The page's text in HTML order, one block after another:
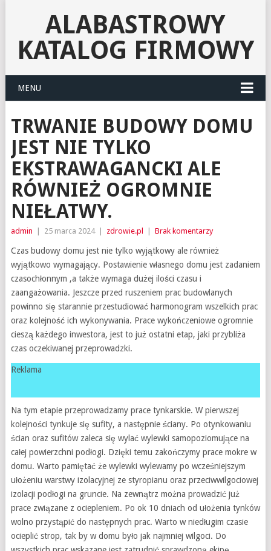
ALABASTROWY
KATALOG FIRMOWY
MENU
TRWANIE BUDOWY DOMU
JEST NIE TYLKO
EKSTRAWAGANCKI ALE
RÓWNIEŻ OGROMNIE
NIEŁATWY.
admin 25 marca 2024 zdrowie.pl Brak komentarzy
Czas budowy domu jest nie tylko wyjątkowy ale również
wyjątkowo wymagający. Postawienie własnego domu jest zadaniem
czasochłonnym ,a także wymaga dużej ilości czasu i
zaangażowania. Jeszcze przed ruszeniem prac budowlanych
powinno się starannie przestudiować harmonogram wszelkich prac
oraz kolejność ich wykonywania. Prace wykończeniowe ogromnie
cieszą każdego inwestora, jest to już ostatni etap, jaki przybliża
czas oczekiwanej przeprowadzki.
Reklama
Na tym etapie przeprowadzamy prace tynkarskie. W pierwszej
kolejności tynkuje się sufity, a następnie ściany. Po otynkowaniu
ścian oraz sufitów zaleca się wylać wylewki samopoziomujące na
całej powierzchni podłogi. Dzięki temu zakończymy prace mokre w
domu. Warto pamiętać że wylewki wylewamy po wcześniejszym
ułożeniu warstwy izolacyjnej ze styropianu oraz przeciwwilgociowej
izolacji podłogi na gruncie. Na zewnątrz można prowadzić już
prace związane z ociepleniem. Po ok 10 dniach od ułożenia tynków
wolno przystąpić do następnych prac. Warto w niedługim czasie
ocieplić strop, tak by w domu było jak najmniej wilgoci. Do